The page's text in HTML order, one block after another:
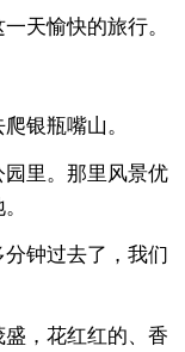
天愉快的旅行。
银瓶嘴山。
里。那里风景优
钟过去了，我们
，花红红的、香